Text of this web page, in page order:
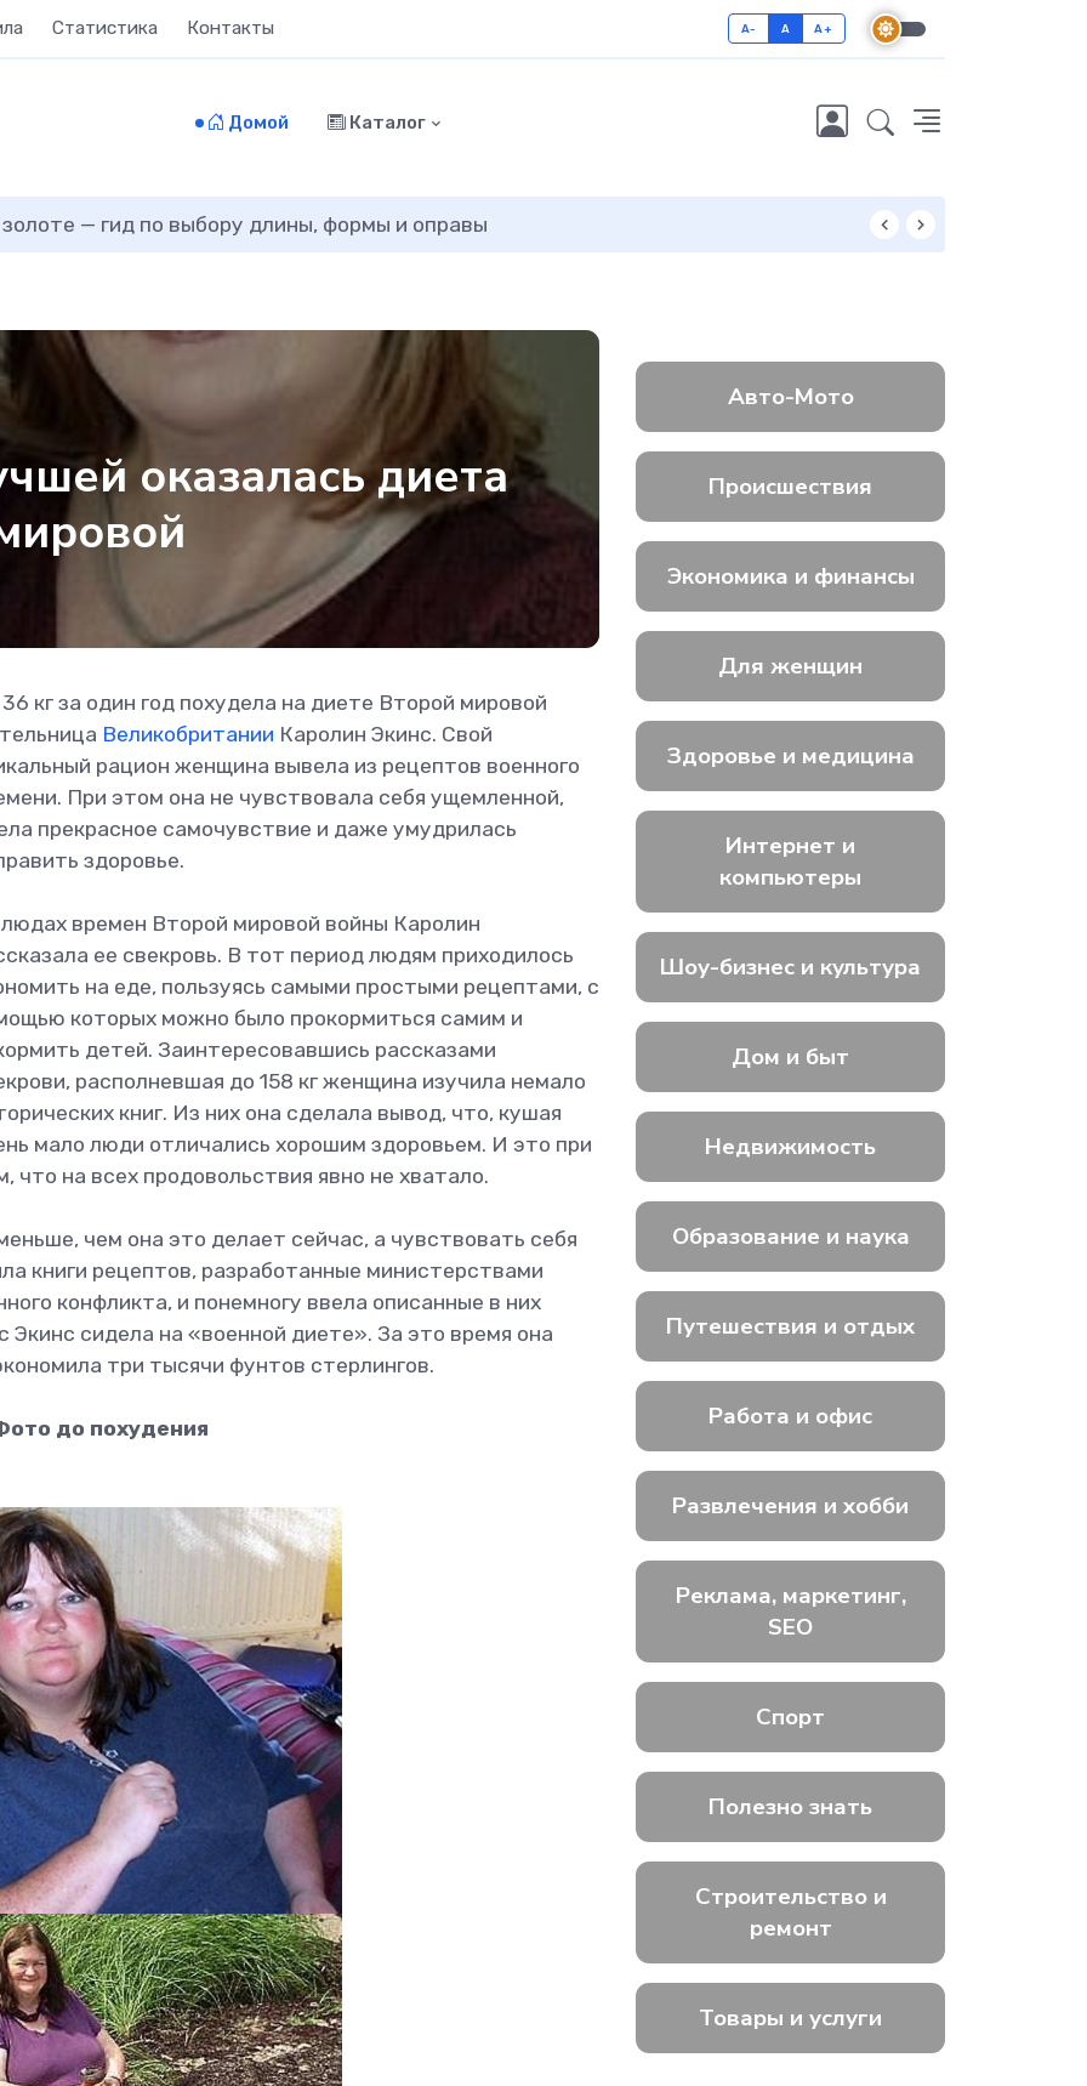
Статистика Контакты A- A A+
Домой Каталог
шины от бу
оказалась диета
кг за один год похудела на диете Второй мировой
Великобритании Каролин Экинс. Свой
рацион женщина вывела из рецептов военного
При этом она не чувствовала себя ущемленной,
прекрасное самочувствие и даже умудрилась
здоровье.
времен Второй мировой войны Каролин
ее свекровь. В тот период людям приходилось
на еде, пользуясь самыми простыми рецептами, с
которых можно было прокормиться самим и
детей. Заинтересовавшись рассказами
располневшая до 158 кг женщина изучила немало
книг. Из них она сделала вывод, что, кушая
мало люди отличались хорошим здоровьем. И это при
что на всех продовольствия явно не хватало.
чем она это делает сейчас, а чувствовать себя
книги рецептов, разработанные министерствами
конфликта, и понемногу ввела описанные в них
сидела на «военной диете». За это время она
три тысячи фунтов стерлингов.
до похудения
Авто-Мото
Происшествия
Экономика и финансы
Для женщин
Здоровье и медицина
Интернет и
компьютеры
Шоу-бизнес и культура
Дом и быт
Недвижимость
Образование и наука
Путешествия и отдых
Работа и офис
Развлечения и хобби
Реклама, маркетинг,
SEO
Спорт
Полезно знать
Строительство и
ремонт
Товары и услуги